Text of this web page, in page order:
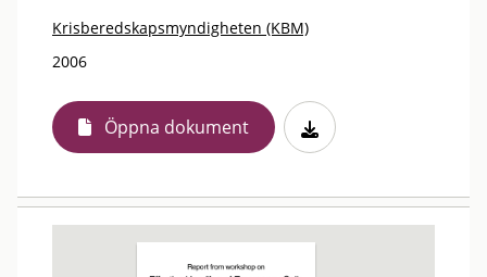
Krisberedskapsmyndigheten (KBM)
2006
Öppna dokument